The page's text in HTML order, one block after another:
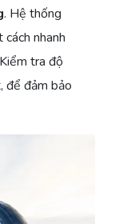
. Hệ thống
nhanh
tra độ
để đảm bảo